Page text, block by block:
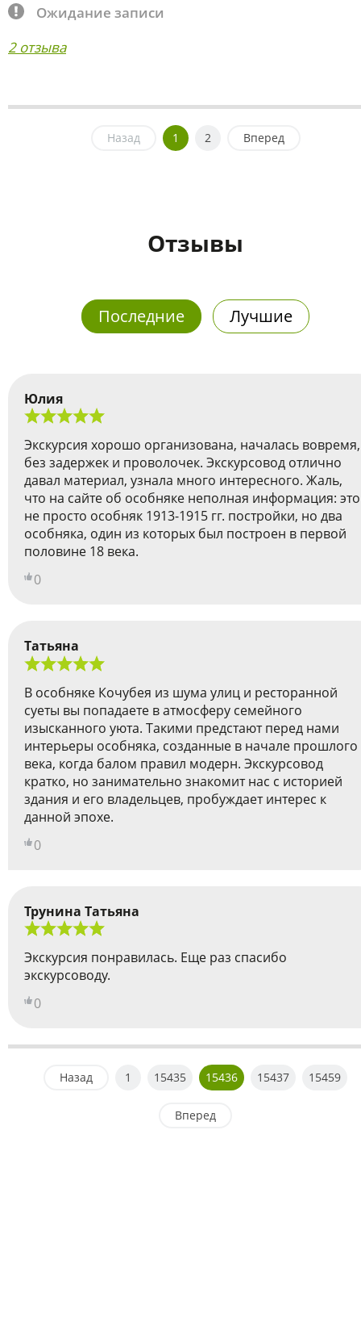
Ожидание записи
2 отзыва
Назад 1 2 Вперед
Отзывы
Последние Лучшие
Юлия
Экскурсия хорошо организована, началась вовремя,
без задержек и проволочек. Экскурсовод отлично
давал материал, узнала много интересного. Жаль,
что на сайте об особняке неполная информация: это
не просто особняк 1913-1915 гг. постройки, но два
особняка, один из которых был построен в первой
половине 18 века.
0
Татьяна
В особняке Кочубея из шума улиц и ресторанной
суеты вы попадаете в атмосферу семейного
изысканного уюта. Такими предстают перед нами
интерьеры особняка, созданные в начале прошлого
века, когда балом правил модерн. Экскурсовод
кратко, но занимательно знакомит нас с историей
здания и его владельцев, пробуждает интерес к
данной эпохе.
0
Трунина Татьяна
Экскурсия понравилась. Еще раз спасибо
экскурсоводу.
0
Назад 1 15435 15436 15437 15459
Вперед